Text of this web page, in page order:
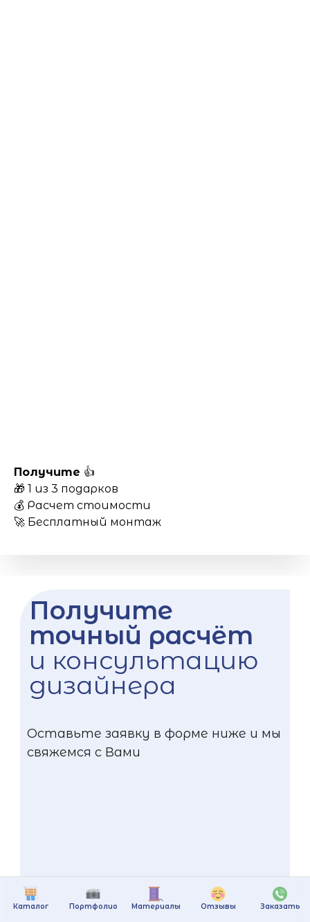
Каталог Портфолио Материалы Отзывы Заказать
Получите 👍
🎁 1 из 3 подарков
💰 Расчет стоимости
🚀 Бесплатный монтаж
Получите
точный расчёт
и консультацию
дизайнера
Оставьте заявку в форме ниже и мы
свяжемся с Вами